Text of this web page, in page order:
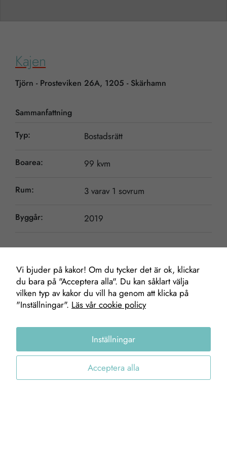
Kajen
Tjörn - Prosteviken 26A, 1205 - Skärhamn
Sammanfattning
Typ:
Bostadsrätt
Boarea: 99 kvm
Rum: 3 varav 1 sovrum
Byggår: 2019
Mäklare
Markus Berg
Fastighetsmäklare
0706-78 30 15
markus@gofab.se
Vi bjuder på kakor! Om du tycker det är ok, klickar
du bara på "Acceptera alla". Du kan såklart välja
vilken typ av kakor du vill ha genom att klicka på
"Inställningar". Läs vår cookie policy
Inställningar
Acceptera alla
Nödvändiga
Dessa kakor
välja bort. De
behövs för att
hemsidan
över huvud
taget ska